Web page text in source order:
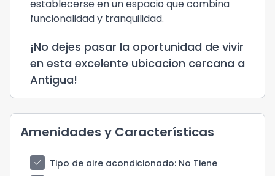
establecerse en un espacio que combina
funcionalidad y tranquilidad.
¡No dejes pasar la oportunidad de vivir
en esta excelente ubicacion cercana a
Antigua!
Amenidades y Características
check Tipo de aire acondicionado: No Tiene